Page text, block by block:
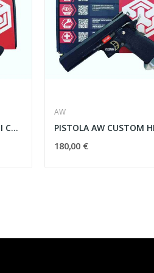
PISTOLA AW CUSTOM HI CAPA 51 HX2702 FULL METAL
AW
180,00 €